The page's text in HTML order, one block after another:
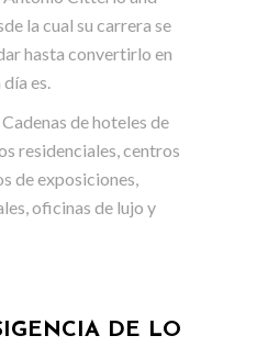
la cual su carrera se
hasta convertirlo en
es.
de hoteles de
residenciales, centros
de exposiciones,
oficinas de lujo y
DE LO